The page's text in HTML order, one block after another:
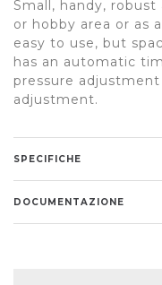
Small, handy,
or hobby area or as
easy to use, but
has an automatic
pressure
adjustment.
SPECIFICHE
DOCUMENTAZIONE